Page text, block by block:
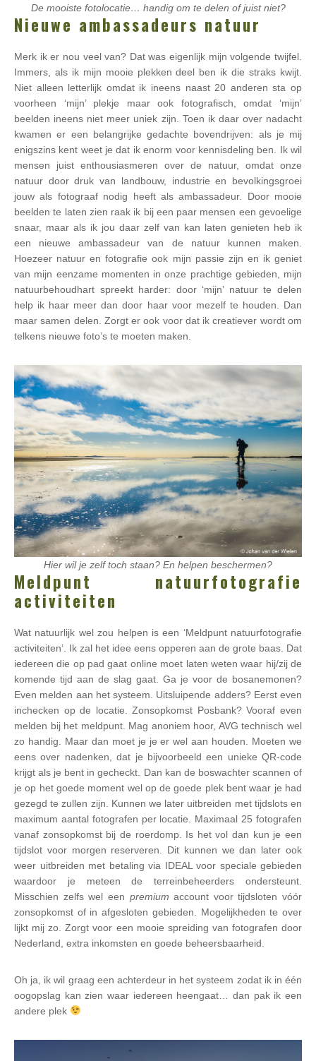
De mooiste fotolocatie… handig om te delen of juist niet?
Nieuwe ambassadeurs natuur
Merk ik er nou veel van? Dat was eigenlijk mijn volgende twijfel.
Immers, als ik mijn mooie plekken deel ben ik die straks kwijt.
Niet alleen letterlijk omdat ik ineens naast 20 anderen sta op
voorheen ‘mijn’ plekje maar ook fotografisch, omdat ‘mijn’
beelden ineens niet meer uniek zijn. Toen ik daar over nadacht
kwamen er een belangrijke gedachte bovendrijven: als je mij
enigszins kent weet je dat ik enorm voor kennisdeling ben. Ik wil
mensen juist enthousiasmeren over de natuur, omdat onze
natuur door druk van landbouw, industrie en bevolkingsgroei
jouw als fotograaf nodig heeft als ambassadeur. Door mooie
beelden te laten zien raak ik bij een paar mensen een gevoelige
snaar, maar als ik jou daar zelf van kan laten genieten heb ik
een nieuwe ambassadeur van de natuur kunnen maken.
Hoezeer natuur en fotografie ook mijn passie zijn en ik geniet
van mijn eenzame momenten in onze prachtige gebieden, mijn
natuurbehoudhart spreekt harder: door ‘mijn’ natuur te delen
help ik haar meer dan door haar voor mezelf te houden. Dan
maar samen delen. Zorgt er ook voor dat ik creatiever wordt om
telkens nieuwe foto’s te moeten maken.
Hier wil je zelf toch staan? En helpen beschermen?
Meldpunt natuurfotografie
activiteiten
Wat natuurlijk wel zou helpen is een ‘Meldpunt natuurfotografie
activiteiten’. Ik zal het idee eens opperen aan de grote baas. Dat
iedereen die op pad gaat online moet laten weten waar hij/zij de
komende tijd aan de slag gaat. Ga je voor de bosanemonen?
Even melden aan het systeem. Uitsluipende adders? Eerst even
inchecken op de locatie. Zonsopkomst Posbank? Vooraf even
melden bij het meldpunt. Mag anoniem hoor, AVG technisch wel
zo handig. Maar dan moet je je er wel aan houden. Moeten we
eens over nadenken, dat je bijvoorbeeld een unieke QR-code
krijgt als je bent in gecheckt. Dan kan de boswachter scannen of
je op het goede moment wel op de goede plek bent waar je had
gezegd te zullen zijn. Kunnen we later uitbreiden met tijdslots en
maximum aantal fotografen per locatie. Maximaal 25 fotografen
vanaf zonsopkomst bij de roerdomp. Is het vol dan kun je een
tijdslot voor morgen reserveren. Dit kunnen we dan later ook
weer uitbreiden met betaling via IDEAL voor speciale gebieden
waardoor je meteen de terreinbeheerders ondersteunt.
Misschien zelfs wel een premium account voor tijdsloten vóór
zonsopkomst of in afgesloten gebieden. Mogelijkheden te over
lijkt mij zo. Zorgt voor een mooie spreiding van fotografen door
Nederland, extra inkomsten en goede beheersbaarheid.
Oh ja, ik wil graag een achterdeur in het systeem zodat ik in één
oogopslag kan zien waar iedereen heengaat… dan pak ik een
andere plek